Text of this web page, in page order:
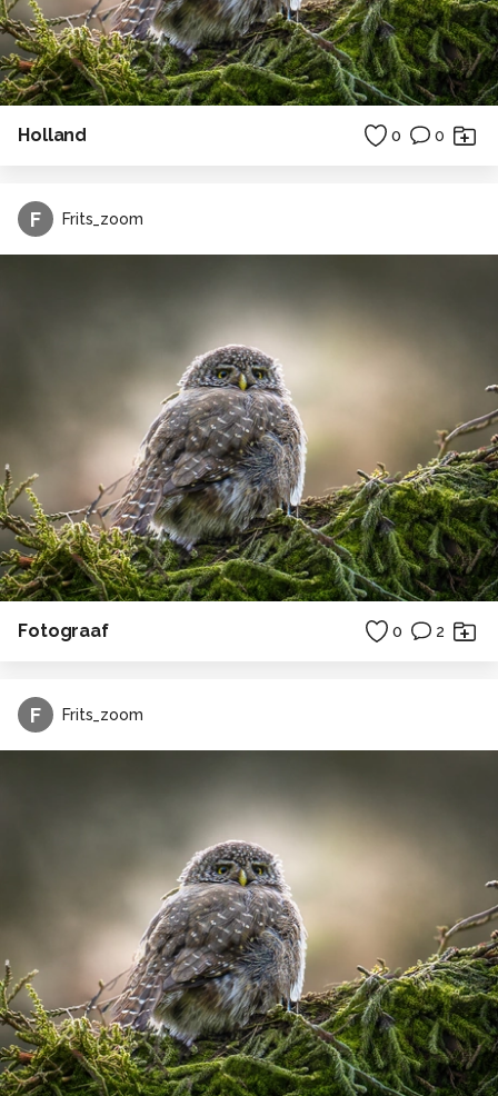
Holland 0 0
F Frits_zoom
Fotograaf 0 2
F Frits_zoom